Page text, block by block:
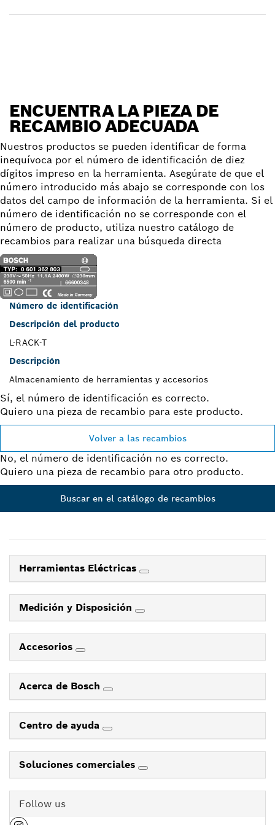
ENCUENTRA LA PIEZA DE
RECAMBIO ADECUADA
Nuestros productos se pueden identificar de forma
inequívoca por el número de identificación de diez
dígitos impreso en la herramienta. Asegúrate de que el
número introducido más abajo se corresponde con los
datos del campo de información de la herramienta. Si el
número de identificación no se corresponde con el
número de producto, utiliza nuestro catálogo de
recambios para realizar una búsqueda directa
Número de identificación
Descripción del producto
L-RACK-T
Descripción
Almacenamiento de herramientas y accesorios
Sí, el número de identificación es correcto.
Quiero una pieza de recambio para este producto.
Volver a las recambios
No, el número de identificación no es correcto.
Quiero una pieza de recambio para otro producto.
Buscar en el catálogo de recambios
Herramientas Eléctricas
Medición y Disposición
Accesorios
Acerca de Bosch
Centro de ayuda
Soluciones comerciales
Follow us